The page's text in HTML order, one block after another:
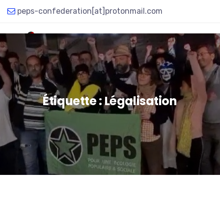
peps-confederation[at]protonmail.com
Étiquette :Légalisation